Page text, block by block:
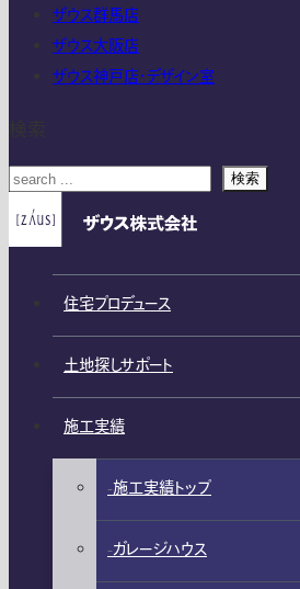
ザウス群馬店
ザウス大阪店
ザウス神戸店・デザイン室
検索
住宅プロデュース
土地探しサポート
施工実績
施工実績トップ
ガレージハウス